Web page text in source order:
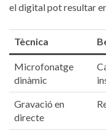
el digital ‌pot resultar
Tècnica
Microfonatge ​
dinàmic
Gravació en
directe